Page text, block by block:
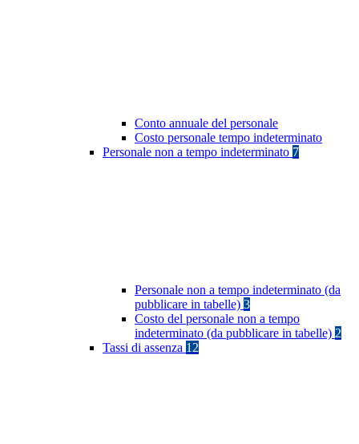
Conto annuale del personale
Costo personale tempo indeterminato
Personale non a tempo indeterminato 7
Personale non a tempo indeterminato (da
pubblicare in tabelle) 3
Costo del personale non a tempo
indeterminato (da pubblicare in tabelle) 2
Tassi di assenza 12